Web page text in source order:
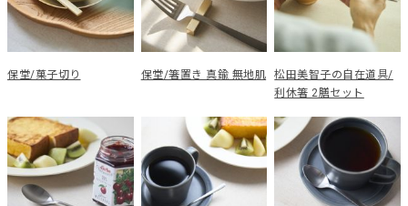
保堂/菓子切り 保堂/箸置き 真鍮 無地肌
松田美智子の自在道具/
利休箸 2膳セット